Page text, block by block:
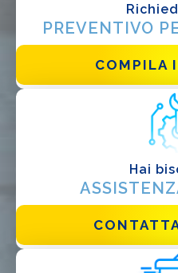
PREVENTIVO
COMPILA
Hai